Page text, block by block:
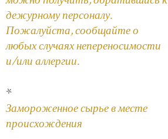
дежурному персоналу.
Пожалуйста, сообщайте о
любых случаях непереносимости
и/или аллергии.
*
Замороженное сырье в месте
происхождения